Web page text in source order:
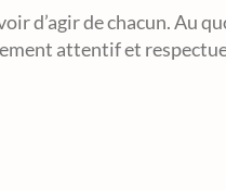
d’agir de chacun. Au
attentif et